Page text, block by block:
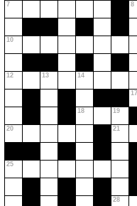
7 8
10
12 13 14
17
18 19
20 21
25
28